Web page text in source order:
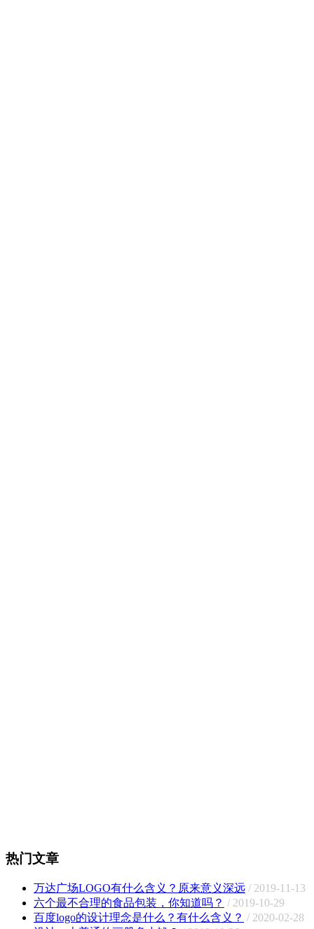
热门文章
万达广场LOGO有什么含义？原来意义深远 / 2019-11-13
六个最不合理的食品包装，你知道吗？ / 2019-10-29
百度logo的设计理念是什么？有什么含义？ / 2020-02-28